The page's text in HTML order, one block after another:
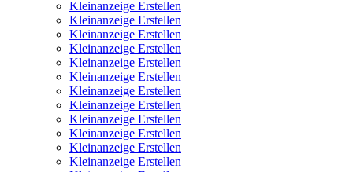
Kleinanzeige Erstellen
Kleinanzeige Erstellen
Kleinanzeige Erstellen
Kleinanzeige Erstellen
Kleinanzeige Erstellen
Kleinanzeige Erstellen
Kleinanzeige Erstellen
Kleinanzeige Erstellen
Kleinanzeige Erstellen
Kleinanzeige Erstellen
Kleinanzeige Erstellen
Kleinanzeige Erstellen